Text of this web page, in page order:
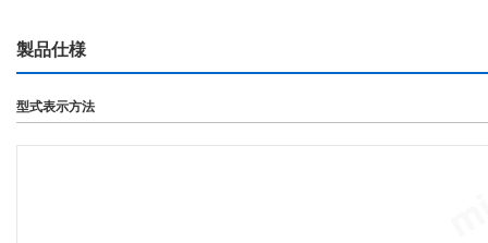
製品仕様
型式表示方法